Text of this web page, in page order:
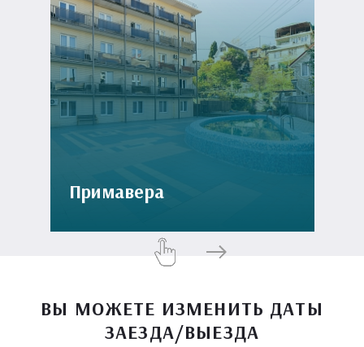
Примавера
ВЫ МОЖЕТЕ ИЗМЕНИТЬ ДАТЫ
ЗАЕЗДА/ВЫЕЗДА